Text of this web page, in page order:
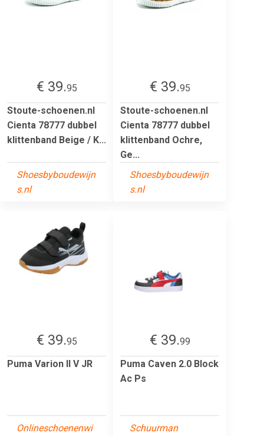
€ 39.95
Stoute-schoenen.nl
Cienta 78777 dubbel
klittenband Beige / K...
Shoesbyboudewijn
s.nl
€ 39.95
Stoute-schoenen.nl
Cienta 78777 dubbel
klittenband Ochre,
Ge...
Shoesbyboudewijn
s.nl
€ 39.95
Puma Varion II V JR
Onlineschoenenwi
€ 39.99
Puma Caven 2.0 Block
Ac Ps
Schuurman